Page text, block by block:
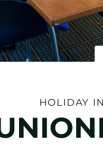
HOLIDAY